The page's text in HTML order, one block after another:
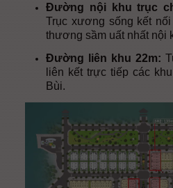
Đường nội khu trục
Trục xương sống kết
thương sầm uất nhất nội
Đường liên khu 22m:
liên kết trực tiếp các
Bùi.